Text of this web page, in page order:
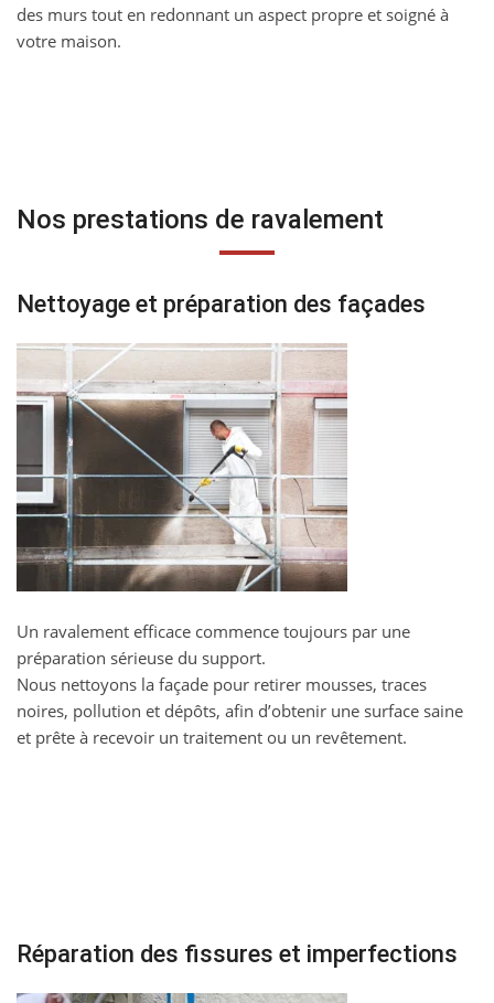
des murs tout en redonnant un aspect propre et soigné à
votre maison.
Nos prestations de ravalement
Nettoyage et préparation des façades
Un ravalement efficace commence toujours par une
préparation sérieuse du support.
Nous nettoyons la façade pour retirer mousses, traces
noires, pollution et dépôts, afin d’obtenir une surface saine
et prête à recevoir un traitement ou un revêtement.
Réparation des fissures et imperfections